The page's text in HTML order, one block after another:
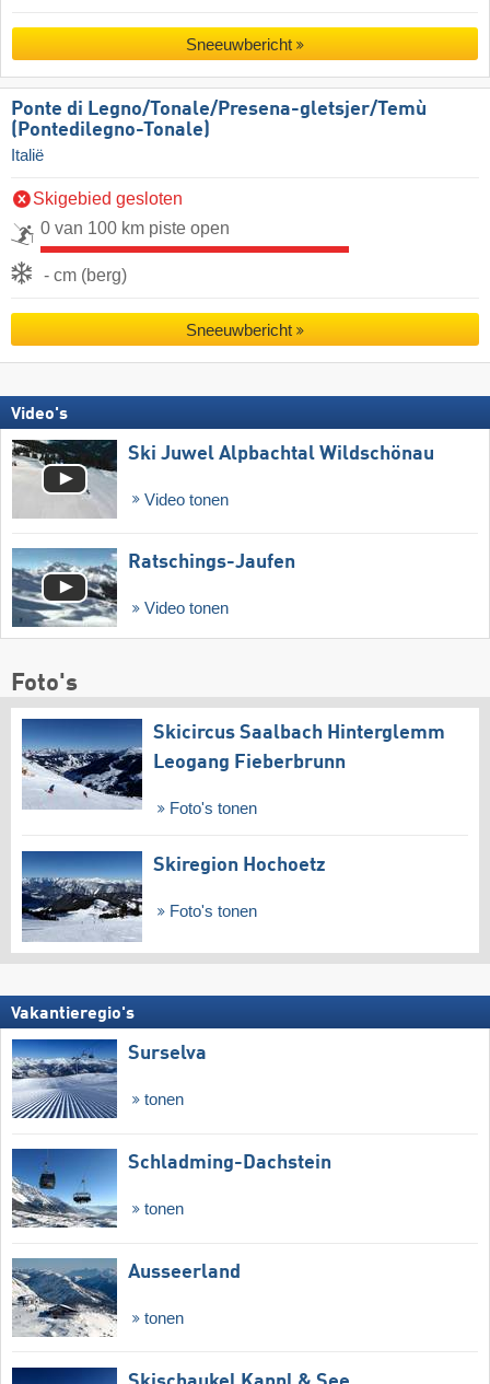
Sneeuwbericht
Ponte di Legno/​​Tonale/​​Presena-gletsjer/​​Temù
(Pontedilegno-Tonale)
Italië
Skigebied gesloten
0 van 100 km piste open
- cm (berg)
Sneeuwbericht
Video's
Ski Juwel Alpbachtal Wildschönau
Video tonen
Ratschings-Jaufen
Video tonen
Foto's
Skicircus Saalbach Hinterglemm
Leogang Fieberbrunn
Foto's tonen
Skiregion Hochoetz
Foto's tonen
Vakantieregio's
Surselva
tonen
Schladming-Dachstein
tonen
Ausseerland
tonen